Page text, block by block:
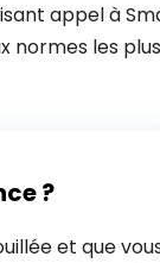
appel à
normes les plus
?
et que